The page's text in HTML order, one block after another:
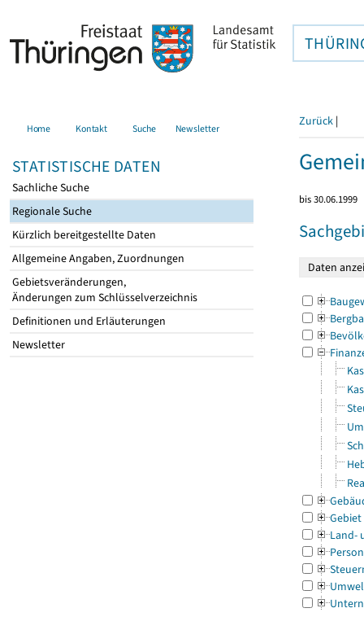
Home Kontakt Suche Newsletter
STATISTISCHE DATEN
Sachliche Suche
Regionale Suche
Kürzlich bereitgestellte Daten
Allgemeine Angaben, Zuordnungen
Gebietsveränderungen,
Änderungen zum Schlüsselverzeichnis
Definitionen und Erläuterungen
Newsletter
Zurück |
bis 30.06.1999
Gebiet
Land-